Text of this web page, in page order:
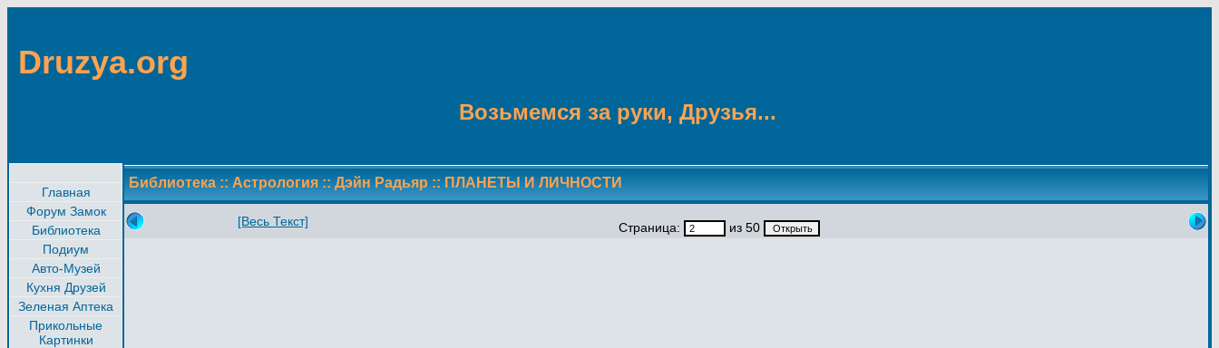
Druzya.org
Возьмемся за руки, Друзья...
Главная
Форум Замок
Библиотека
Подиум
Авто-Музей
Кухня Друзей
Зеленая Аптека
Прикольные
Картинки
Библиотека :: Астрология :: Дэйн Радьяр :: ПЛАНЕТЫ И ЛИЧНОСТИ
[Весь Текст] Страница: из 50